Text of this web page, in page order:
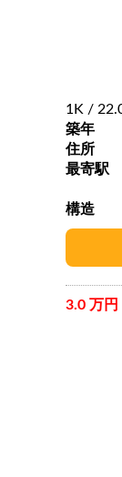
1K /
築年
住所
最寄駅
構造
3.0 万円